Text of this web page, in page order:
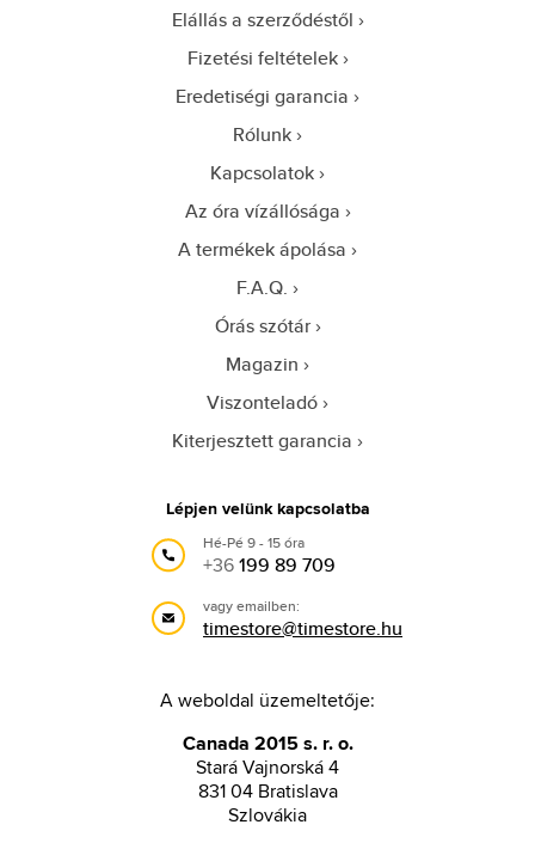
Elállás a szerződéstől
Fizetési feltételek
Eredetiségi garancia
Rólunk
Kapcsolatok
Az óra vízállósága
A termékek ápolása
F.A.Q.
Órás szótár
Magazin
Viszonteladó
Kiterjesztett garancia
Lépjen velünk kapcsolatba
Hé-Pé 9 - 15 óra
+36199 89 709
vagy emailben:
timestore@timestore.hu
A weboldal üzemeltetője:
Canada 2015 s. r. o.
Stará Vajnorská 4
831 04 Bratislava
Szlovákia